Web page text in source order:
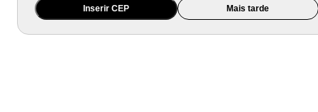
Inserir CEP Mais tarde